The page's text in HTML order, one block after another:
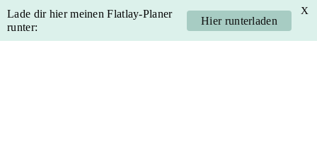
Skip
Skip
Skip
Skip
Lade dir hier meinen Flatlay-Planer
runter:
Hier runterladen
X